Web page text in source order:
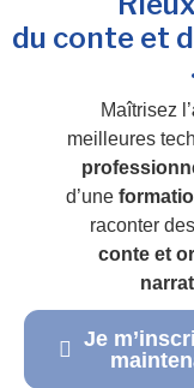
du conte et
Maîtrisez l’
meilleures
d’une
raconter
conte et
Je